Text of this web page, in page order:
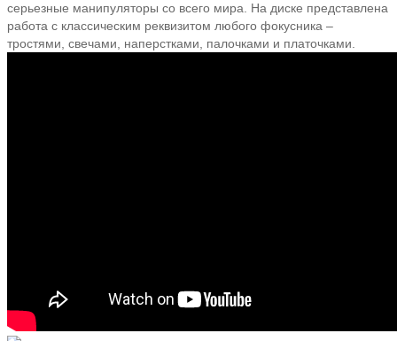
серьезные манипуляторы со всего мира. На диске представлена
работа с классическим реквизитом любого фокусника –
тростями, свечами, наперстками, палочками и платочками.